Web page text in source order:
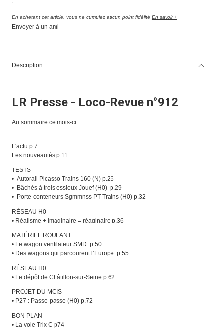
En achetant cet article, vous ne cumulez aucun point fidélité En savoir +
Envoyer à un ami
Description
LR Presse - Loco-Revue n°912
Au sommaire ce mois-ci :
L'actu p.7
Les nouveautés p.11
TESTS
• Autorail Picasso Trains 160 (N) p.26
• Bâchés à trois essieux Jouef (H0) p.29
• Porte-conteneurs Sgmmnss PT Trains (H0) p.32
RÉSEAU H0
• Réalisme + imaginaire = réaginaire p.36
MATÉRIEL ROULANT
• Le wagon ventilateur SMD p.50
• Des wagons qui parcourent l’Europe p.55
RÉSEAU H0
• Le dépôt de Châtillon-sur-Seine p.62
PROJET DU MOIS
• P27 : Passe-passe (H0) p.72
BON PLAN
• La voie Trix C p74